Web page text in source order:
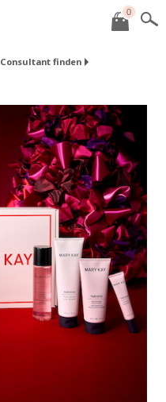
0
Consultant finden